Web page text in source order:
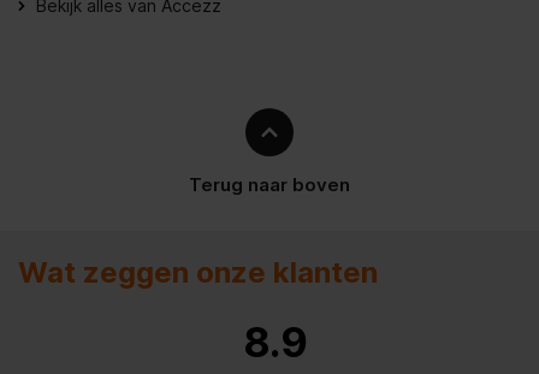
Vakje voor visitekaartje
Bekijk alles van Accezz
Terug naar boven
Wat zeggen onze klanten
8.9